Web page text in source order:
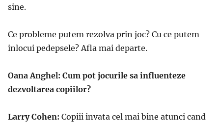
sine.
Ce probleme putem rezolva prin joc? Cu ce putem
inlocui pedepsele? Afla mai departe.
Oana Anghel: Cum pot jocurile sa influenteze
dezvoltarea copiilor?
Larry Cohen: Copiii invata cel mai bine atunci cand